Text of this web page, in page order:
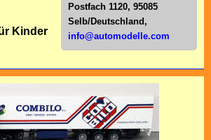
Postfach 1120, 95085
Selb/Deutschl and,
info@automodelle.com
Kinder